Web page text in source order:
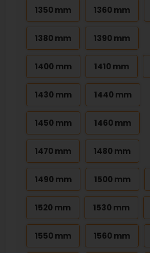
1350 mm 1360 mm
1380 mm 1390 mm
1400 mm 1410 mm
1430 mm 1440 mm
1450 mm 1460 mm
1470 mm 1480 mm
1490 mm 1500 mm
1520 mm 1530 mm
1550 mm 1560 mm